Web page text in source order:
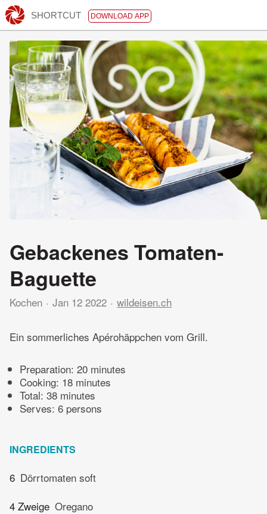
SHORTCUT DOWNLOAD APP
Gebackenes Tomaten-
Baguette
Kochen Jan 12 2022 wildeisen.ch
Ein sommerliches Apérohäppchen vom Grill.
Preparation: 20 minutes
Cooking: 18 minutes
Total: 38 minutes
Serves: 6 persons
INGREDIENTS
6 Dörrtomaten soft
4 Zweige Oregano